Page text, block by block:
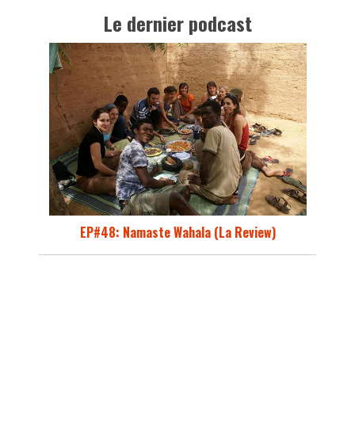
Le dernier podcast
EP#48: Namaste Wahala (La Review)